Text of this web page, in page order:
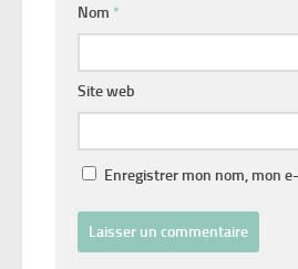
Nom *
Site web
Enregistrer mon nom, mon